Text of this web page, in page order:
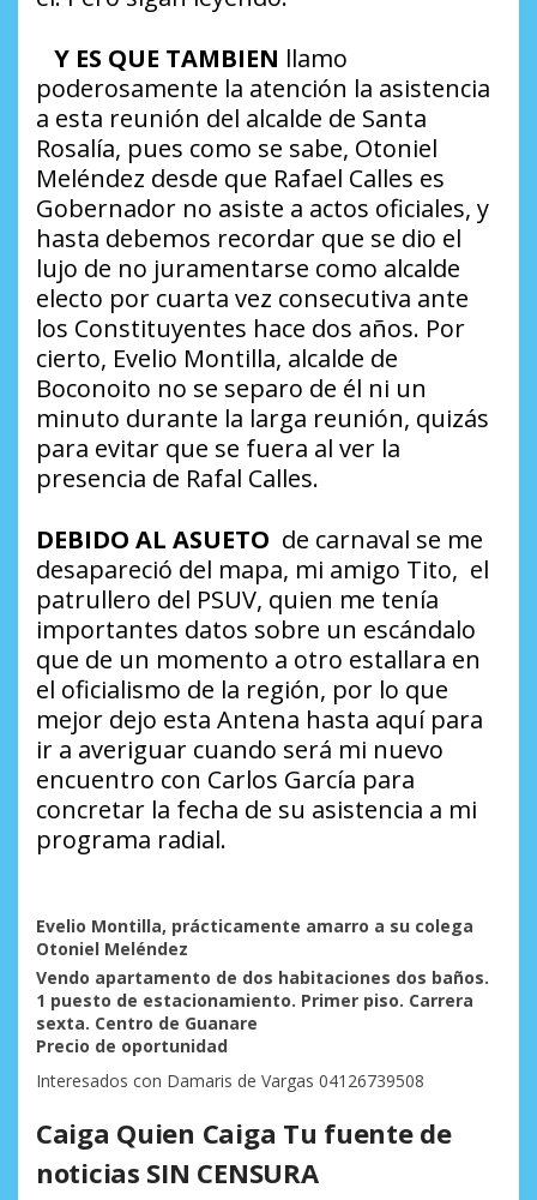
Y ES QUE TAMBIEN llamo
poderosamente la atención la asistencia
a esta reunión del alcalde de Santa
Rosalía, pues como se sabe, Otoniel
Meléndez desde que Rafael Calles es
Gobernador no asiste a actos oficiales, y
hasta debemos recordar que se dio el
lujo de no juramentarse como alcalde
electo por cuarta vez consecutiva ante
los Constituyentes hace dos años. Por
cierto, Evelio Montilla, alcalde de
Boconoito no se separo de él ni un
minuto durante la larga reunión, quizás
para evitar que se fuera al ver la
presencia de Rafal Calles.
DEBIDO AL ASUETO de carnaval se me
desapareció del mapa, mi amigo Tito, el
patrullero del PSUV, quien me tenía
importantes datos sobre un escándalo
que de un momento a otro estallara en
el oficialismo de la región, por lo que
mejor dejo esta Antena hasta aquí para
ir a averiguar cuando será mi nuevo
encuentro con Carlos García para
concretar la fecha de su asistencia a mi
programa radial.
Evelio Montilla, prácticamente amarro a su colega
Otoniel Meléndez
Vendo apartamento de dos habitaciones dos baños.
1 puesto de estacionamiento. Primer piso. Carrera
sexta. Centro de Guanare
Precio de oportunidad
Interesados con Damaris de Vargas 04126739508
Caiga Quien Caiga Tu fuente de
noticias SIN CENSURA